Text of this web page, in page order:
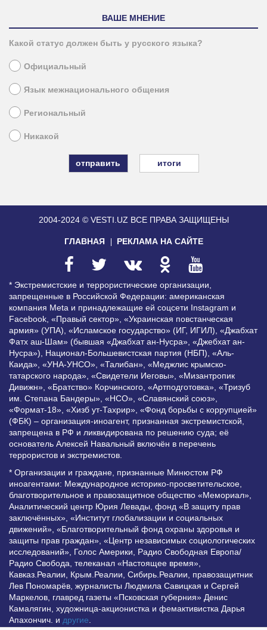
ВАШЕ МНЕНИЕ
Какой статус должен быть у русского языка?
Официальный
Язык межнационального общения
Региональный
Никакой
итоги
2004-2024 © VESTI.UZ ВСЕ ПРАВА ЗАЩИЩЕНЫ
ГЛАВНАЯ РЕКЛАМА НА САЙТЕ
* Экстремистские и террористические организации,
запрещенные в Российской Федерации: американская
компания Meta и принадлежащие ей соцсети Instagram и
Facebook, «Правый сектор», «Украинская повстанческая
армия» (УПА), «Исламское государство» (ИГ, ИГИЛ), «Джабхат
Фатх аш-Шам» (бывшая «Джабхат ан-Нусра», «Джебхат ан-
Нусра»), Национал-Большевистская партия (НБП), «Аль-
Каида», «УНА-УНСО», «Талибан», «Меджлис крымско-
татарского народа», «Свидетели Иеговы», «Мизантропик
Дивижн», «Братство» Корчинского, «Артподготовка», «Тризуб
им. Степана Бандеры», «НСО», «Славянский союз»,
«Формат-18», «Хизб ут-Тахрир», «Фонд борьбы с коррупцией»
(ФБК) – организация-иноагент, признанная экстремистской,
запрещена в РФ и ликвидирована по решению суда; её
основатель Алексей Навальный включён в перечень
террористов и экстремистов.
* Организации и граждане, признанные Минюстом РФ
иноагентами: Международное историко-просветительское,
благотворительное и правозащитное общество «Мемориал»,
Аналитический центр Юрия Левады, фонд «В защиту прав
заключённых», «Институт глобализации и социальных
движений», «Благотворительный фонд охраны здоровья и
защиты прав граждан», «Центр независимых социологических
исследований», Голос Америки, Радио Свободная Европа/
Радио Свобода, телеканал «Настоящее время»,
Кавказ.Реалии, Крым.Реалии, Сибирь.Реалии, правозащитник
Лев Пономарёв, журналисты Людмила Савицкая и Сергей
Маркелов, главред газеты «Псковская губерния» Денис
Камалягин, художница-акционистка и фемактивистка Дарья
Апахончич. и другие